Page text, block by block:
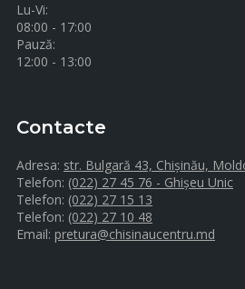
Lu-Vi:
08:00 - 17:00
Pauză:
12:00 - 13:00
Contacte
Adresa: str. Bulgară 43, Chișinău,
Telefon: (022) 27 45 76 - Ghișeu Unic
Telefon: (022) 27 15 13
Telefon: (022) 27 10 48
Email: pretura@chisinaucentru.md